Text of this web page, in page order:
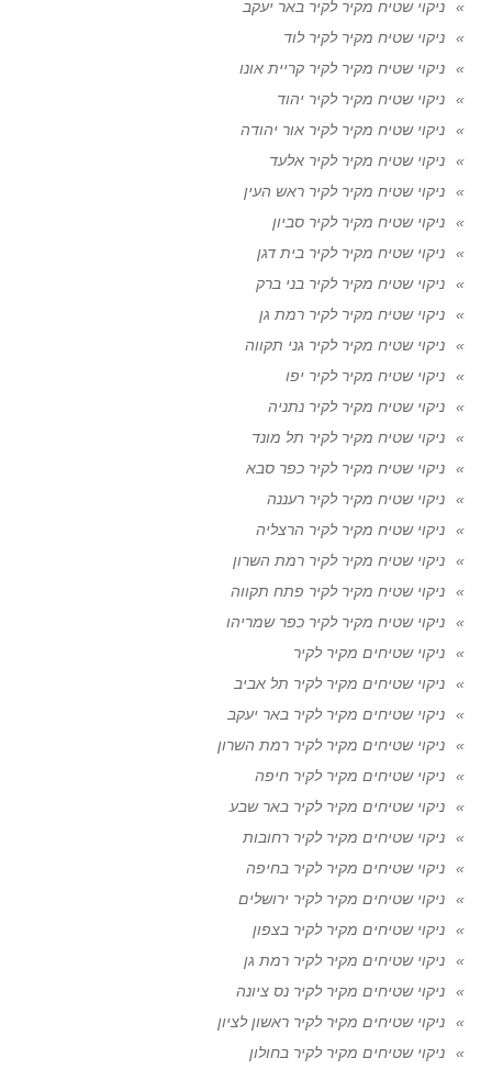
ניקוי שטיח מקיר לקיר באר יעקב
ניקוי שטיח מקיר לקיר לוד
ניקוי שטיח מקיר לקיר קריית אונו
ניקוי שטיח מקיר לקיר יהוד
ניקוי שטיח מקיר לקיר אור יהודה
ניקוי שטיח מקיר לקיר אלעד
ניקוי שטיח מקיר לקיר ראש העין
ניקוי שטיח מקיר לקיר סביון
ניקוי שטיח מקיר לקיר בית דגן
ניקוי שטיח מקיר לקיר בני ברק
ניקוי שטיח מקיר לקיר רמת גן
ניקוי שטיח מקיר לקיר גני תקווה
ניקוי שטיח מקיר לקיר יפו
ניקוי שטיח מקיר לקיר נתניה
ניקוי שטיח מקיר לקיר תל מונד
ניקוי שטיח מקיר לקיר כפר סבא
ניקוי שטיח מקיר לקיר רעננה
ניקוי שטיח מקיר לקיר הרצליה
ניקוי שטיח מקיר לקיר רמת השרון
ניקוי שטיח מקיר לקיר פתח תקווה
ניקוי שטיח מקיר לקיר כפר שמריהו
ניקוי שטיחים מקיר לקיר
ניקוי שטיחים מקיר לקיר תל אביב
ניקוי שטיחים מקיר לקיר באר יעקב
ניקוי שטיחים מקיר לקיר רמת השרון
ניקוי שטיחים מקיר לקיר חיפה
ניקוי שטיחים מקיר לקיר באר שבע
ניקוי שטיחים מקיר לקיר רחובות
ניקוי שטיחים מקיר לקיר בחיפה
ניקוי שטיחים מקיר לקיר ירושלים
ניקוי שטיחים מקיר לקיר בצפון
ניקוי שטיחים מקיר לקיר רמת גן
ניקוי שטיחים מקיר לקיר נס ציונה
ניקוי שטיחים מקיר לקיר ראשון לציון
ניקוי שטיחים מקיר לקיר בחולון